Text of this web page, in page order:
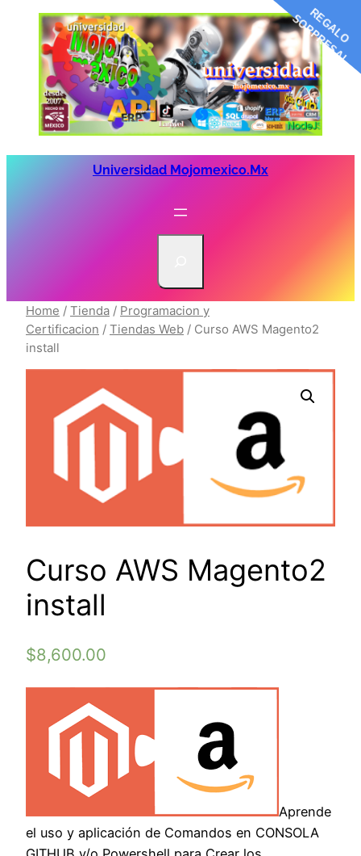
contenido
Universidad Mojomexico.mx
a
r
c
Home / Tienda / Programacion y
Certificacion / Tiendas Web / Curso AWS Magento2
install
Curso AWS Magento2
install
$8,600.00
Aprende
el uso y aplicación de Comandos en CONSOLA
R
E
G
A
L
O
S
O
R
P
R
E
S
A
!